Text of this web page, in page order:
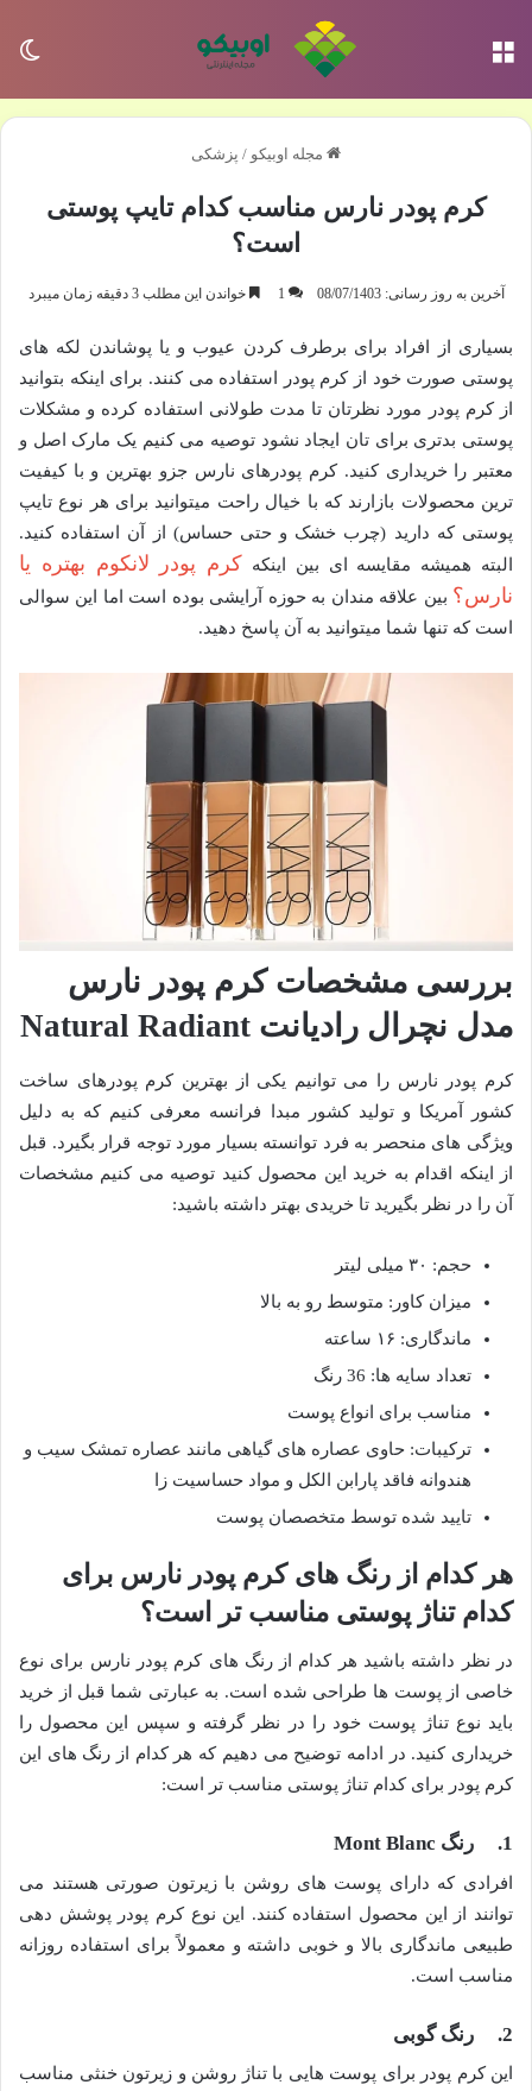
مجله اوبیکو / پزشکی
کرم پودر نارس مناسب کدام تایپ پوستی
است؟
آخرین به روز رسانی: 08/07/1403 1 خواندن این مطلب 3 دقیقه زمان میبرد
بسیاری از افراد برای برطرف کردن عیوب و یا پوشاندن لکه های
پوستی صورت خود از کرم پودر استفاده می کنند. برای اینکه بتوانید
از کرم پودر مورد نظرتان تا مدت طولانی استفاده کرده و مشکلات
پوستی بدتری برای تان ایجاد نشود توصیه می کنیم یک مارک اصل و
معتبر را خریداری کنید. کرم پودرهای نارس جزو بهترین و با کیفیت
ترین محصولات بازارند که با خیال راحت میتوانید برای هر نوع تایپ
پوستی که دارید (چرب خشک و حتی حساس) از آن استفاده کنید.
البته همیشه مقایسه ای بین اینکه کرم پودر لانکوم بهتره یا
نارس؟ بین علاقه مندان به حوزه آرایشی بوده است اما این سوالی
است که تنها شما میتوانید به آن پاسخ دهید.
بررسی مشخصات کرم پودر نارس
مدل نچرال رادیانت Natural Radiant
کرم پودر نارس را می توانیم یکی از بهترین کرم پودرهای ساخت
کشور آمریکا و تولید کشور مبدا فرانسه معرفی کنیم که به دلیل
ویژگی های منحصر به فرد توانسته بسیار مورد توجه قرار بگیرد. قبل
از اینکه اقدام به خرید این محصول کنید توصیه می کنیم مشخصات
آن را در نظر بگیرید تا خریدی بهتر داشته باشید:
حجم: ۳۰ میلی لیتر
میزان کاور: متوسط رو به بالا
ماندگاری: ۱۶ ساعته
تعداد سایه ها: 36 رنگ
مناسب برای انواع پوست
ترکیبات: حاوی عصاره های گیاهی مانند عصاره تمشک سیب و
هندوانه فاقد پارابن الکل و مواد حساسیت زا
تایید شده توسط متخصصان پوست
هر کدام از رنگ های کرم پودر نارس برای
کدام تناژ پوستی مناسب تر است؟
در نظر داشته باشید هر کدام از رنگ های کرم پودر نارس برای نوع
خاصی از پوست ها طراحی شده است. به عبارتی شما قبل از خرید
باید نوع تناژ پوست خود را در نظر گرفته و سپس این محصول را
خریداری کنید. در ادامه توضیح می دهیم که هر کدام از رنگ های این
کرم پودر برای کدام تناژ پوستی مناسب تر است:
1. رنگ Mont Blanc
افرادی که دارای پوست های روشن با زیرتون صورتی هستند می
توانند از این محصول استفاده کنند. این نوع کرم پودر پوشش دهی
طبیعی ماندگاری بالا و خوبی داشته و معمولاً برای استفاده روزانه
مناسب است.
2. رنگ گوبی
این کرم پودر برای پوست هایی با تناژ روشن و زیرتون خنثی مناسب